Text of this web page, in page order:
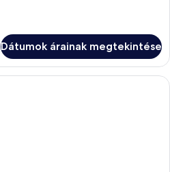
Dátumok árainak megtekintése
Prémium ágynemű, memóriahabos